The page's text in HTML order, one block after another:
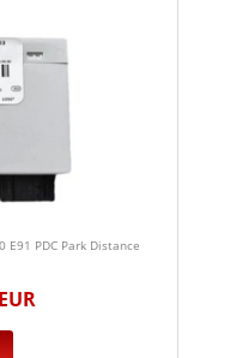
E91 PDC Park Distance